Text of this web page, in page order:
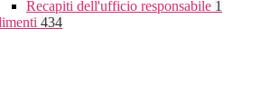
Recapiti dell'ufficio responsabile 1
434